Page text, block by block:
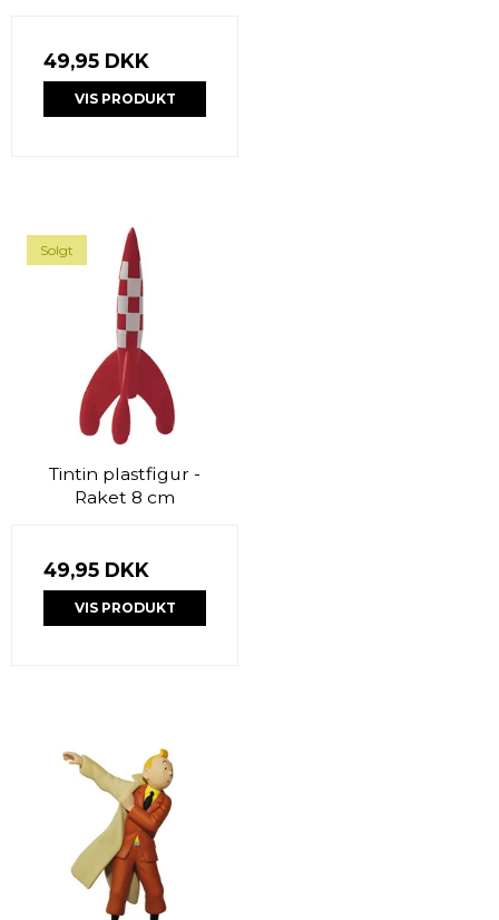
49,95 DKK
VIS PRODUKT
Solgt
Tintin plastfigur -
Raket 8 cm
49,95 DKK
VIS PRODUKT